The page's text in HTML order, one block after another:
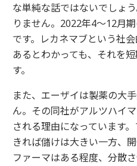
な単純な話ではないでしょ
りません。2022年4～12月
です。レカネマブという社
あるとわかっても、それを
す。
また、エーザイは製薬の大
ん。その同社がアルツハイ
される理由になっています
きれば儲けは大きい一方、
ファーマはある程度、分散